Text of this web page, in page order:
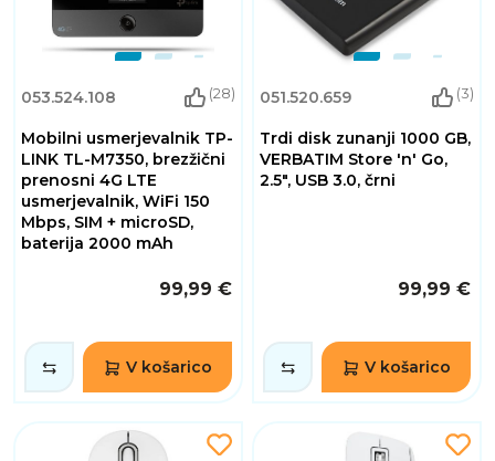
053.524.108 (28)
Mobilni usmerjevalnik TP-
LINK TL-M7350, brezžični
prenosni 4G LTE
usmerjevalnik, WiFi 150
Mbps, SIM + microSD,
baterija 2000 mAh
99,99 €
V košarico
051.520.659 (3)
Trdi disk zunanji 1000 GB,
VERBATIM Store 'n' Go,
2.5", USB 3.0, črni
99,99 €
V košarico